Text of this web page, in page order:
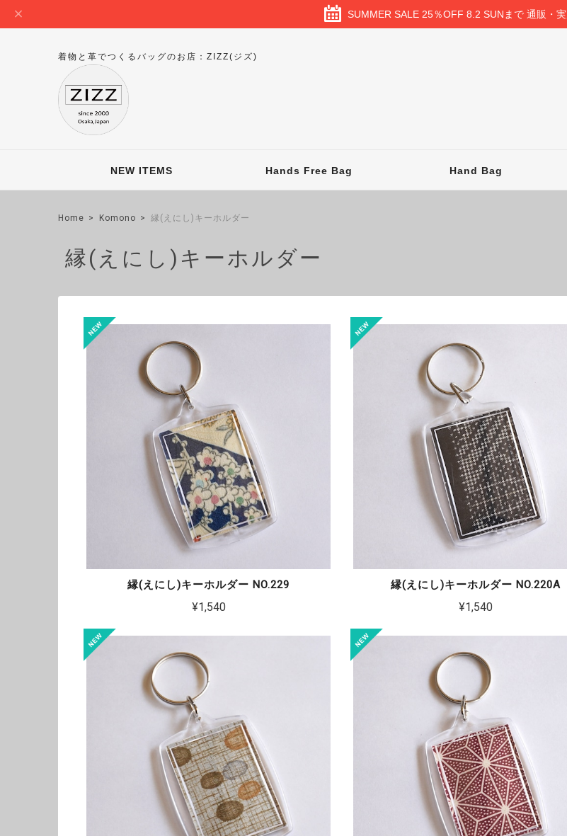
SUMMER SALE 25％OFF 8.2 SUNまで 通販・
着物と革でつくるバッグのお店：ZIZZ(ジズ)
NEW ITEMS Hands Free Bag Hand Bag
Home Komono 縁(えにし)キーホルダー
縁(えにし)キーホルダー
縁(えにし)キーホルダー NO.229
¥1,540
縁(えにし)キーホルダー NO.220A
¥1,540